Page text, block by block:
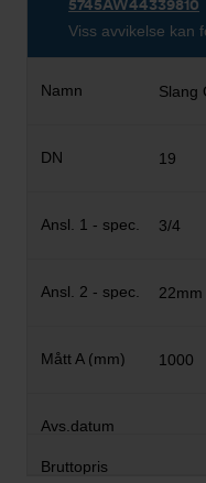
5745AW44339810
Viss avvikelse kan
Slang
19
3/4
22mm
1000